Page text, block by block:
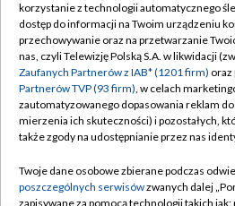
TVP
Abonament TVP
Emisja w TVP
Centrum informacji TVP
Naziemna Telewizja Cyfrowa
Rada Programowa
Regulamin
Polityka
Moje
Pomoc
Kontakt
korzystanie z technologii automatycznego
dostęp do informacji na Twoim urządzeniu
przechowywanie oraz na przetwarzanie
nas, czyli Telewizję Polską S.A. w likwidacji
Zaufanych Partnerów z IAB* (1201 firm) oraz
Partnerów TVP (93 firm), w celach
zautomatyzowanego dopasowania reklam
mierzenia ich skuteczności) i pozostałych,
także zgody na udostępnianie przez nas
Twoje dane osobowe zbierane podczas
poszczególnych serwisówzwanych dalej
zapisywane za pomocą technologii takich